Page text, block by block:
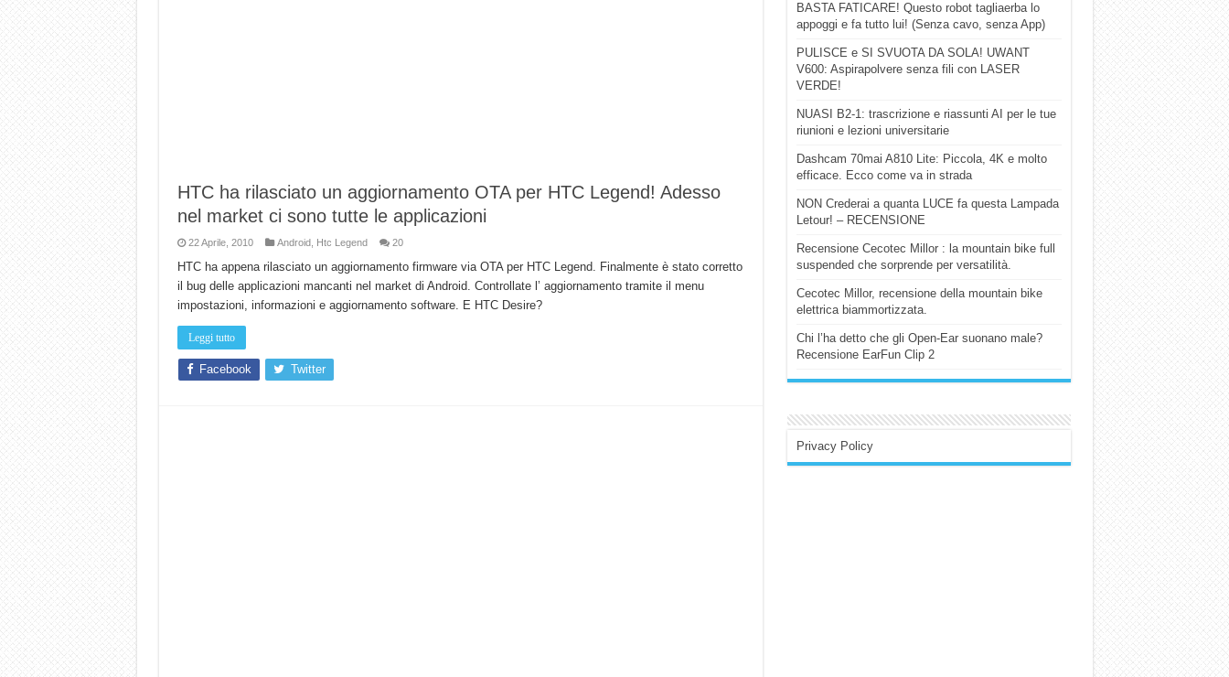
HTC ha rilasciato un aggiornamento OTA per HTC Legend! Adesso
nel market ci sono tutte le applicazioni
22 Aprile, 2010 Android, Htc Legend 20
HTC ha appena rilasciato un aggiornamento firmware via OTA per HTC Legend. Finalmente è stato corretto
il bug delle applicazioni mancanti nel market di Android. Controllate l’ aggiornamento tramite il menu
impostazioni, informazioni e aggiornamento software. E HTC Desire?
Leggi tutto
Facebook Twitter
BASTA FATICARE! Questo robot tagliaerba lo
appoggi e fa tutto lui! (Senza cavo, senza App)
PULISCE e SI SVUOTA DA SOLA! UWANT
V600: Aspirapolvere senza fili con LASER
VERDE!
NUASI B2-1: trascrizione e riassunti AI per le tue
riunioni e lezioni universitarie
Dashcam 70mai A810 Lite: Piccola, 4K e molto
efficace. Ecco come va in strada
NON Crederai a quanta LUCE fa questa Lampada
Letour! – RECENSIONE
Recensione Cecotec Millor : la mountain bike full
suspended che sorprende per versatilità.
Cecotec Millor, recensione della mountain bike
elettrica biammortizzata.
Chi l’ha detto che gli Open-Ear suonano male?
Recensione EarFun Clip 2
Privacy Policy